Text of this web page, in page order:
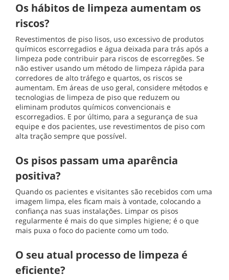
Os hábitos de limpeza aumentam os
riscos?
Revestimentos de piso lisos, uso excessivo de produtos
químicos escorregadios e água deixada para trás após a
limpeza pode contribuir para riscos de escorregões. Se
não estiver usando um método de limpeza rápida para
corredores de alto tráfego e quartos, os riscos se
aumentam. Em áreas de uso geral, considere métodos e
tecnologias de limpeza de piso que reduzem ou
eliminam produtos químicos convencionais e
escorregadios. E por último, para a segurança de sua
equipe e dos pacientes, use revestimentos de piso com
alta tração sempre que possível.
Os pisos passam uma aparência
positiva?
Quando os pacientes e visitantes são recebidos com uma
imagem limpa, eles ficam mais à vontade, colocando a
confiança nas suas instalações. Limpar os pisos
regularmente é mais do que simples higiene; é o que
mais puxa o foco do paciente como um todo.
O seu atual processo de limpeza é
eficiente?